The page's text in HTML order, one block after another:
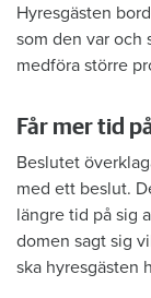
Hyresgästen
som den var och
medföra större
Får mer tid
Beslutet
med ett beslut.
längre tid på sig
domen sagt sig
ska hyresgästen